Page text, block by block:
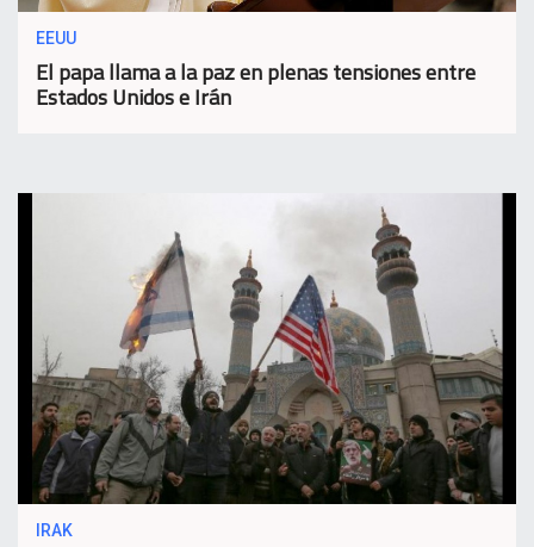
EEUU
El papa llama a la paz en plenas tensiones entre
Estados Unidos e Irán
IRAK